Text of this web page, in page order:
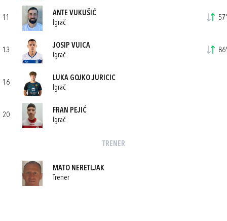
11
ANTE VUKUŠIĆ
Igrač
57'
13
JOSIP VUICA
Igrač
86'
16
LUKA GOJKO JURICIC
Igrač
20
FRAN PEJIĆ
Igrač
TRENER
MATO NERETLJAK
Trener